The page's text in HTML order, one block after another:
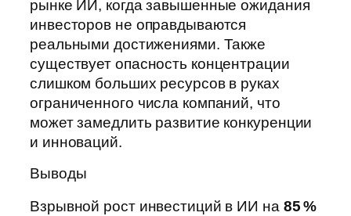
рынке ИИ, когда завышенные ожидания
инвесторов не оправдываются
реальными достижениями. Также
существует опасность концентрации
слишком больших ресурсов в руках
ограниченного числа компаний, что
может замедлить развитие конкуренции
и инноваций.
Выводы
Взрывной рост инвестиций в ИИ на 85 %